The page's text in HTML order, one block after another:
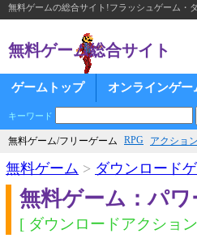
無料ゲームの総合サイト!フラッシュゲーム・
無料ゲーム総合サイト
ゲームトップ オンラインゲー
キーワード
無料ゲーム/フリーゲーム RPG アクション
無料ゲーム > ダウンロード
無料ゲーム：パ
[ ダウンロードアクショ